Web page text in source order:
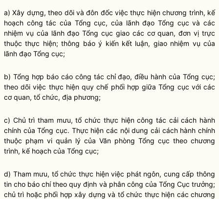
a) Xây dựng, theo dõi và đôn đốc việc thực hiện chương trình, kế
hoạch công tác của Tổng cục, của lãnh đạo Tổng cục và các
nhiệm vụ của lãnh đạo Tổng cục giao các cơ quan, đơn vị trực
thuộc thực hiện; thông báo ý kiến kết luận, giao nhiệm vụ của
lãnh đạo Tổng cục;
b) Tổng hợp báo cáo công tác chỉ đạo, điều hành của Tổng cục;
theo dõi việc thực hiệnquy chếphối hợp giữa Tổng cục với các
cơ quan, tổ chức, địa phương;
c) Chủ trì tham mưu, tổ chức thực hiệncông tác cải cách hành
chính của Tổng cục. Thực hiện các nội dung cải cách hành chính
thuộc phạm vi quản lý của Văn phòng Tổng cục theo chương
trình, kế hoạch của Tổng cục;
d) Tham mưu, tổ chức thực hiện việc phát ngôn, cung cấp thông
tin cho báo chí theo quy định và phân công của Tổng Cục trưởng;
chủ trì hoặc phối hợp xây dựng và tổ chức thực hiện các chương